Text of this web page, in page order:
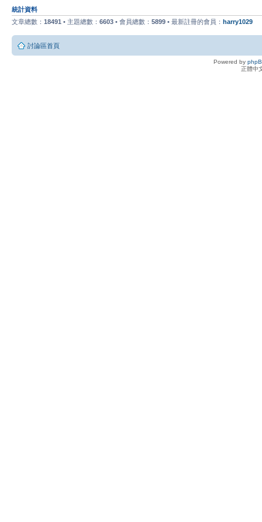
統計資料
文章總數： 18491 • 主題總數： 6603 • 會員總數： 5899 • 最新註冊的會員： harry1029
討論區首頁
Powered by
正體中